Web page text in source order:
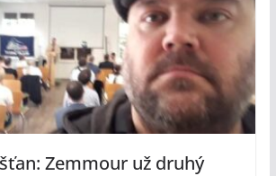
Zemmour už druhý